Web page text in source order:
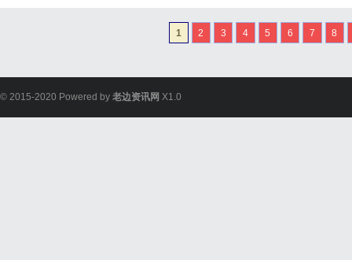
整验光、正品镜片、透明
惠，兼顾高专业度与高性
1 2 3 4 5 6 7 8
© 2015-2020 Powered by 老边资讯网 X1.0